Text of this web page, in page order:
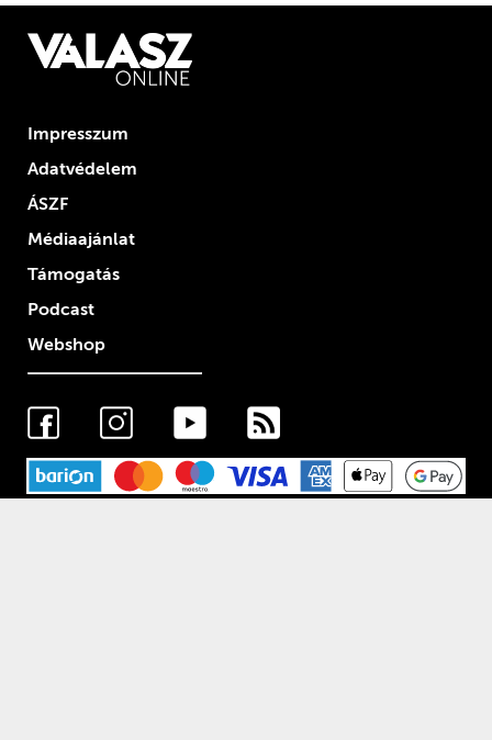
Impresszum
Adatvédelem
ÁSZF
Médiaajánlat
Támogatás
Podcast
Webshop